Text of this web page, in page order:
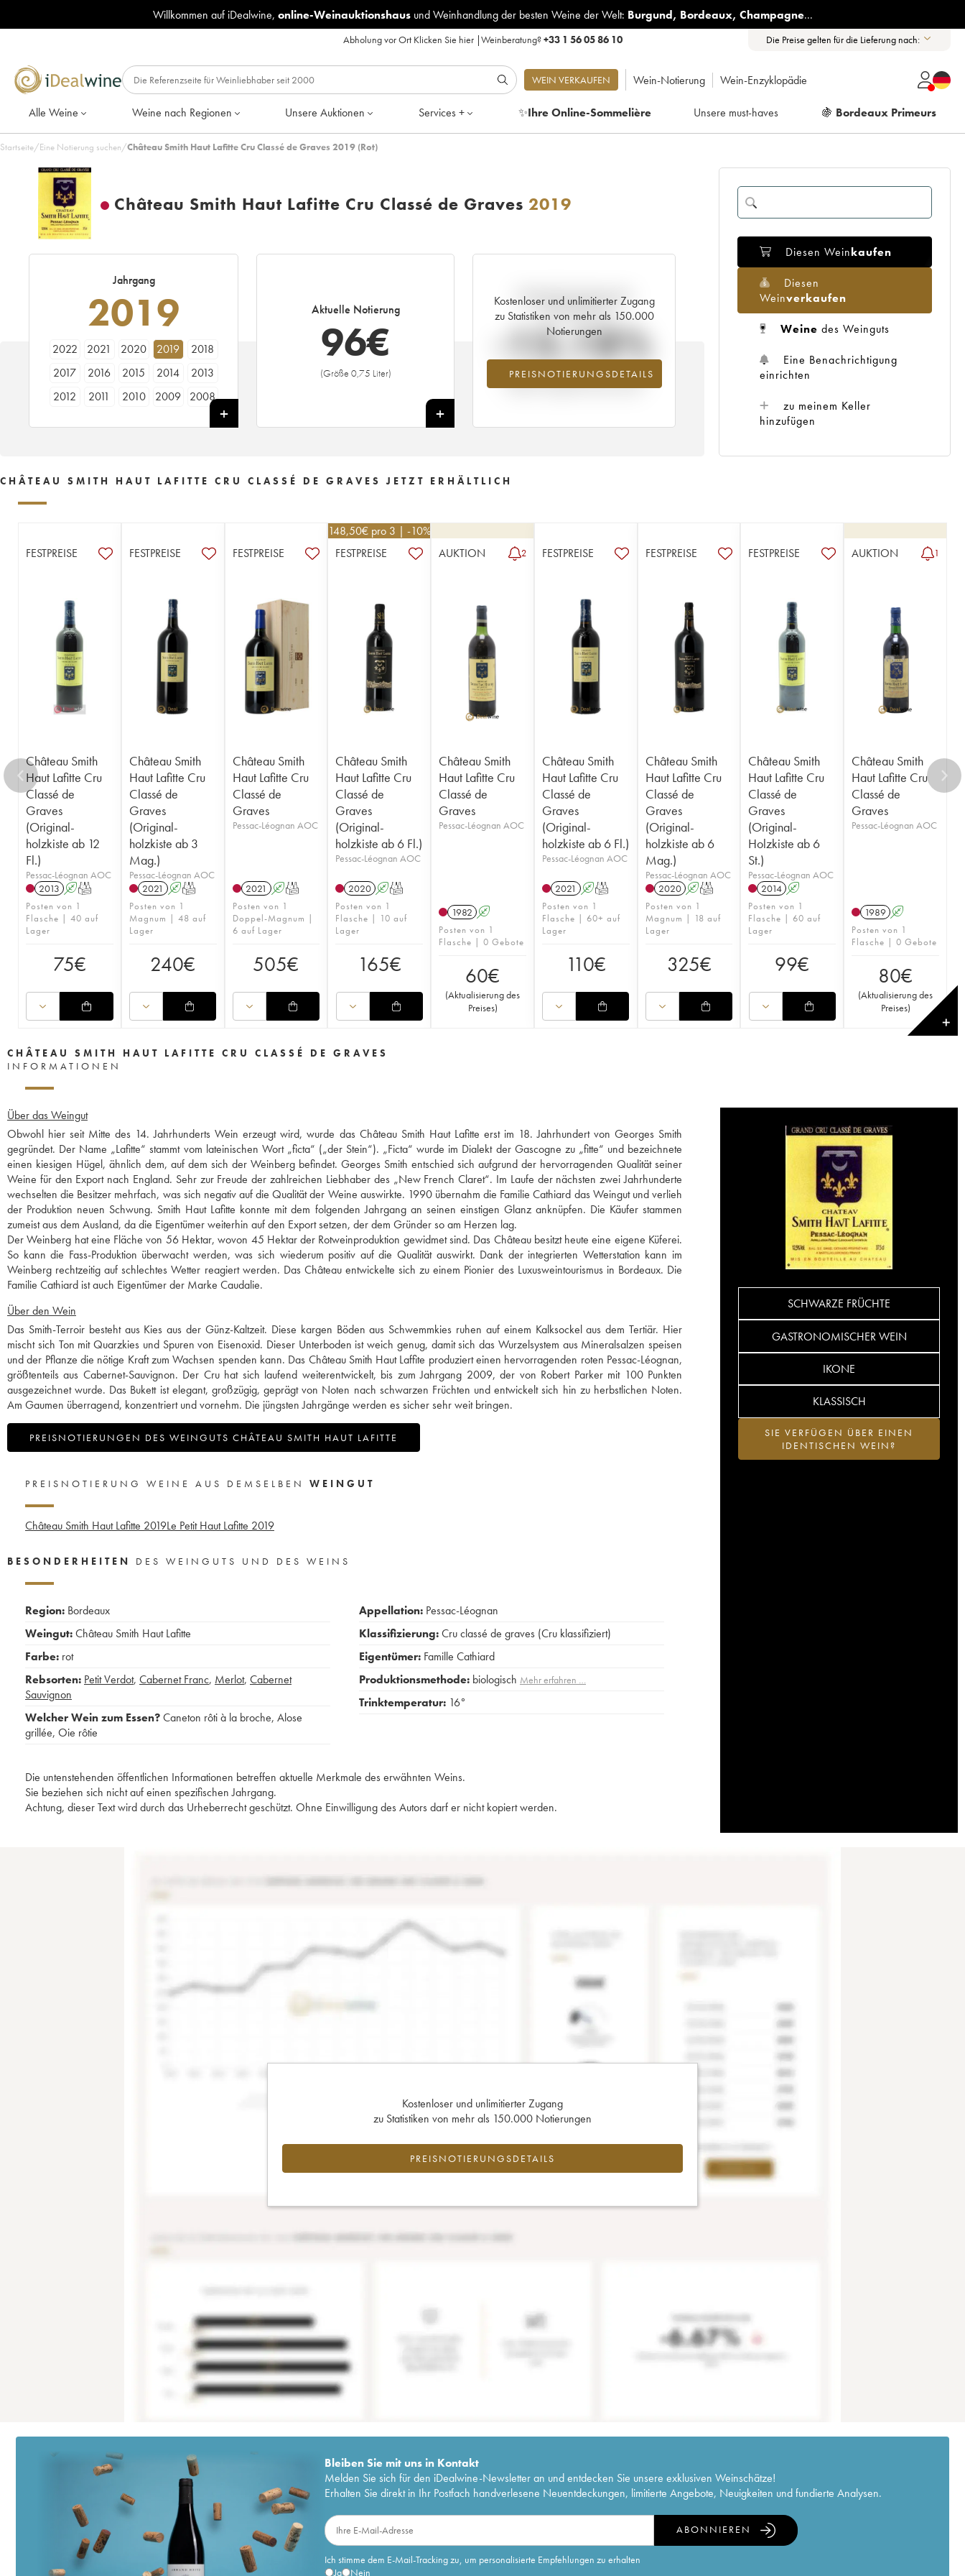
Willkommen auf iDealwine, online-Weinauktionshausund Weinhandlung der besten Weine der Welt: Burgund, Bordeaux, Champagne...
Abholung vor Ort Klicken Sie hier|Weinberatung?+33 1 56 05 86 10 Die Preise gelten für die Lieferung nach:
WEIN VERKAUFEN Wein-Notierung Wein-Enzyklopädie
Alle Weine Weine nach Regionen Unsere Auktionen Services + ✨Ihre Online-Sommelière Unsere must-haves 🍇 Bordeaux Primeurs
Startseite/Eine Notierung suchen/Château Smith Haut Lafitte Cru Classé de Graves 2019 (Rot)
Château Smith Haut Lafitte Cru Classé de Graves 2019
Jahrgang
2019
2022 2021 2020 2019
2018
2017
2016 2015 2014
2013
2012
2011 2010 2009
2008
1976
1973
1967
1964
1960
1957
1955
1950
1947
1878
Aktuelle Notierung
96€
(Größe 0,75 Liter)
+
Kostenloser und unlimitierter Zugang
zu Statistiken von mehr als 150.000
Notierungen
PREISNOTIERUNGSDETAILS
Aktuelle Entwicklung der
Preisnotierung
-15.18%
Preisabfall des Jahrgangs 2019 im Jahr
2026 im Vergleich zum Jahr 2025
Diesen Weinkaufen
Diesen
Weinverkaufen
Weine des Weinguts
Eine Benachrichtigung
einrichten
zu meinem Keller
hinzufügen
CHÂTEAU SMITH HAUT LAFITTE CRU CLASSÉ DE GRAVES JETZT ERHÄLTLICH
FESTPREISE
Château Smith
Haut Lafitte Cru
Classé de
Graves
(Original-
holzkiste ab 12
Fl.)
Pessac-Léognan AOC
2013 AT
Posten von 1
Flasche | 40 auf
Lager
75€
FESTPREISE
Château Smith
Haut Lafitte Cru
Classé de
Graves
(Original-
holzkiste ab 3
Mag.)
Pessac-Léognan AOC
2021 AT
Posten von 1
Magnum | 48 auf
Lager
240€
FESTPREISE
Château Smith
Haut Lafitte Cru
Classé de
Graves
Pessac-Léognan AOC
2021 AT
Posten von 1
Doppel-Magnum |
6 auf Lager
505€
148,50€ pro 3 | -10%
FESTPREISE
Château Smith
Haut Lafitte Cru
Classé de
Graves
(Original-
holzkiste ab 6 Fl.)
Pessac-Léognan AOC
2020 AT
Posten von 1
Flasche | 10 auf
Lager
165€
AUKTION 2
Château Smith
Haut Lafitte Cru
Classé de
Graves
Pessac-Léognan AOC
1982 A
Posten von 1
Flasche | 0 Gebote
60€
(Aktualisierung des
Preises)
FESTPREISE
Château Smith
Haut Lafitte Cru
Classé de
Graves
(Original-
holzkiste ab 6 Fl.)
Pessac-Léognan AOC
2021 AT
Posten von 1
Flasche | 60+ auf
Lager
110€
FESTPREISE
Château Smith
Haut Lafitte Cru
Classé de
Graves
(Original-
holzkiste ab 6
Mag.)
Pessac-Léognan AOC
2020 AT
Posten von 1
Magnum | 18 auf
Lager
325€
FESTPREISE
Château Smith
Haut Lafitte Cru
Classé de
Graves
(Original-
Holzkiste ab 6
St.)
Pessac-Léognan AOC
2014 A
Posten von 1
Flasche | 60 auf
Lager
99€
AUKTION 1
Château Smith
Haut Lafitte Cru
Classé de
Graves
Pessac-Léognan AOC
1989 A
Posten von 1
Flasche | 0 Gebote
80€
(Aktualisierung des
Preises)
✕
CHÂTEAU SMITH HAUT LAFITTE CRU CLASSÉ DE GRAVES
INFORMATIONEN
Über das Weingut
Obwohl hier seit Mitte des 14. Jahrhunderts Wein erzeugt wird, wurde das Château Smith Haut Lafitte erst im 18. Jahrhundert von Georges Smith
gegründet. Der Name „Lafitte“ stammt vom lateinischen Wort „ficta“ („der Stein“). „Ficta“ wurde im Dialekt der Gascogne zu „fitte“ und bezeichnete
einen kiesigen Hügel, ähnlich dem, auf dem sich der Weinberg befindet. Georges Smith entschied sich aufgrund der hervorragenden Qualität seiner
Weine für den Export nach England. Sehr zur Freude der zahlreichen Liebhaber des „New French Claret“. Im Laufe der nächsten zwei Jahrhunderte
wechselten die Besitzer mehrfach, was sich negativ auf die Qualität der Weine auswirkte. 1990 übernahm die Familie Cathiard das Weingut und verlieh
der Produktion neuen Schwung. Smith Haut Lafitte konnte mit dem folgenden Jahrgang an seinen einstigen Glanz anknüpfen. Die Käufer stammen
zumeist aus dem Ausland, da die Eigentümer weiterhin auf den Export setzen, der dem Gründer so am Herzen lag.
Der Weinberg hat eine Fläche von 56 Hektar, wovon 45 Hektar der Rotweinproduktion gewidmet sind. Das Château besitzt heute eine eigene Küferei.
So kann die Fass-Produktion überwacht werden, was sich wiederum positiv auf die Qualität auswirkt. Dank der integrierten Wetterstation kann im
Weinberg rechtzeitig auf schlechtes Wetter reagiert werden. Das Château entwickelte sich zu einem Pionier des Luxusweintourismus in Bordeaux. Die
Familie Cathiard ist auch Eigentümer der Marke Caudalie.
Über den Wein
Das Smith-Terroir besteht aus Kies aus der Günz-Kaltzeit. Diese kargen Böden aus Schwemmkies ruhen auf einem Kalksockel aus dem Tertiär. Hier
mischt sich Ton mit Quarzkies und Spuren von Eisenoxid. Dieser Unterboden ist weich genug, damit sich das Wurzelsystem aus Mineralsalzen speisen
und der Pflanze die nötige Kraft zum Wachsen spenden kann. Das Château Smith Haut Laffite produziert einen hervorragenden roten Pessac-Léognan,
größtenteils aus Cabernet-Sauvignon. Der Cru hat sich laufend weiterentwickelt, bis zum Jahrgang 2009, der von Robert Parker mit 100 Punkten
ausgezeichnet wurde. Das Bukett ist elegant, großzügig, geprägt von Noten nach schwarzen Früchten und entwickelt sich hin zu herbstlichen Noten.
Am Gaumen überragend, konzentriert und vornehm. Die jüngsten Jahrgänge werden es sicher sehr weit bringen.
PREISNOTIERUNGEN DES WEINGUTS CHÂTEAU SMITH HAUT LAFITTE
SCHWARZE FRÜCHTE
GASTRONOMISCHER WEIN
IKONE
KLASSISCH
SIE VERFÜGEN ÜBER EINEN
IDENTISCHEN WEIN?
PREISNOTIERUNG WEINE AUS DEMSELBEN WEINGUT
Château Smith Haut Lafitte 2019Le Petit Haut Lafitte 2019
BESONDERHEITEN DES WEINGUTS UND DES WEINS
Region: Bordeaux
Weingut:Château Smith Haut Lafitte
Farbe: rot
Rebsorten: Petit Verdot, Cabernet Franc, Merlot, Cabernet
Sauvignon
Welcher Wein zum Essen?Caneton rôti à la broche, Alose
grillée, Oie rôtie
Appellation: Pessac-Léognan
Klassifizierung:Cru classé de graves (Cru klassifiziert)
Eigentümer: Famille Cathiard
Produktionsmethode: biologisch Mehr erfahren …
Trinktemperatur: 16°
Die untenstehenden öffentlichen Informationen betreffen aktuelle Merkmale des erwähnten Weins.
Sie beziehen sich nicht auf einen spezifischen Jahrgang.
Achtung, dieser Text wird durch das Urheberrecht geschützt. Ohne Einwilligung des Autors darf er nicht kopiert werden.
Kostenloser und unlimitierter Zugang
zu Statistiken von mehr als 150.000 Notierungen
PREISNOTIERUNGSDETAILS
Bleiben Sie mit uns in Kontakt
Melden Sie sich für den iDealwine-Newsletter an und entdecken Sie unsere exklusiven Weinschätze!
Erhalten Sie direkt in Ihr Postfach handverlesene Neuentdeckungen, limitierte Angebote, Neuigkeiten und fundierte Analysen.
Ich stimme dem E-Mail-Tracking zu, um personalisierte Empfehlungen zu erhalten
Ja
Nein
ABONNIEREN